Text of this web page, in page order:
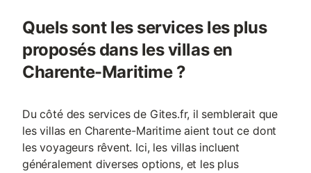
Quels sont les services les plus
proposés dans les villas en
Charente-Maritime ?
Du côté des services de Gites.fr, il semblerait que
les villas en Charente-Maritime aient tout ce dont
les voyageurs rêvent. Ici, les villas incluent
généralement diverses options, et les plus